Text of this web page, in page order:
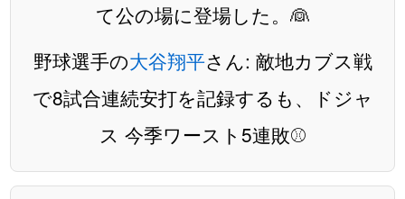
て公の場に登場した。👰
野球選手の大谷翔平さん: 敵地カブス戦
で8試合連続安打を記録するも、ドジャ
ス 今季ワースト5連敗⚾️